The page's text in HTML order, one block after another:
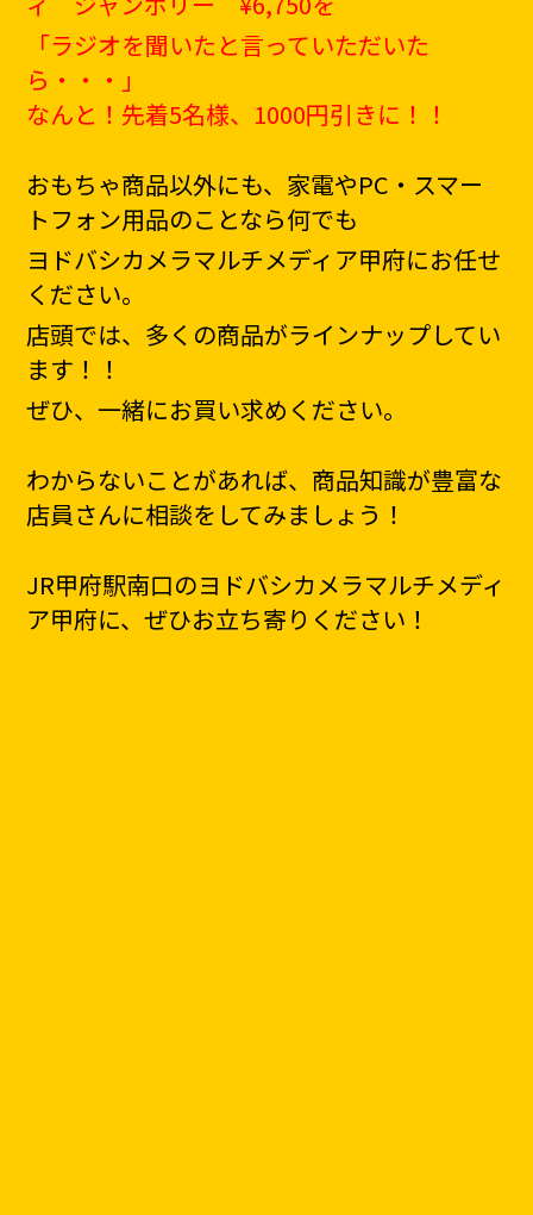
「ラジオを聞いたと言っていただいた
ら・・・」
なんと！先着5名様、1000円引きに！！
おもちゃ商品以外にも、家電やPC・スマー
トフォン用品のことなら何でも
ヨドバシカメラマルチメディア甲府にお任せ
ください。
店頭では、多くの商品がラインナップしてい
ます！！
ぜひ、一緒にお買い求めください。
わからないことがあれば、商品知識が豊富な
店員さんに相談をしてみましょう！
JR甲府駅南口のヨドバシカメラマルチメディ
ア甲府に、ぜひお立ち寄りください！